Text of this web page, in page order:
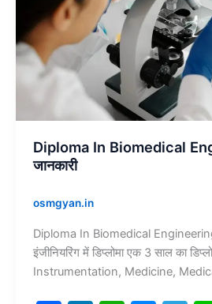
Diploma In Biomedical
जानकारी
osmgyan.in
Diploma In Biomedical
इंजीनियरिंग में डिप्लोमा एक 3 साल का
Instrumentation, Medicine,
जानकारी